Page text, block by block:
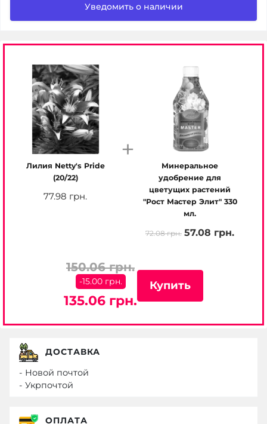
Уведомить о наличии
Лилия Netty's Pride
(20/22)
77.98 грн.
+
Минеральное
удобрение для
цветущих растений
"Рост Мастер Элит" 330
мл.
72.08 грн. 57.08 грн.
150.06 грн.
-15.00 грн.
135.06 грн.
Купить
ДОСТАВКА
- Новой почтой
- Укрпочтой
ОПЛАТА